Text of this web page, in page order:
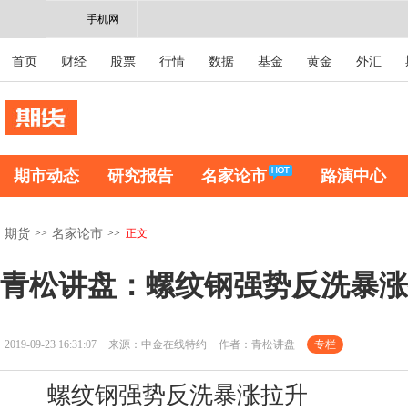
手机网
首页 财经 股票 行情 数据 基金 黄金 外汇
期市动态 研究报告 名家论市 路演中心
期货 >> 名家论市 >> 正文
青松讲盘：螺纹钢强势反洗暴
2019-09-23 16:31:07 来源：中金在线特约 作者：青松讲盘 专栏
螺纹钢强势反洗暴涨拉升